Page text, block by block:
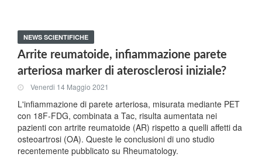
NEWS SCIENTIFICHE
Arrite reumatoide, infiammazione parete
arteriosa marker di aterosclerosi iniziale?
Venerdi 14 Maggio 2021
L'infiammazione di parete arteriosa, misurata mediante PET
con 18F-FDG, combinata a Tac, risulta aumentata nei
pazienti con artrite reumatoide (AR) rispetto a quelli affetti da
osteoartrosi (OA). Queste le conclusioni di uno studio
recentemente pubblicato su Rheumatology.